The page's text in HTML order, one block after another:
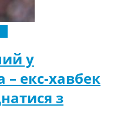
у
– екс-хавбек
з